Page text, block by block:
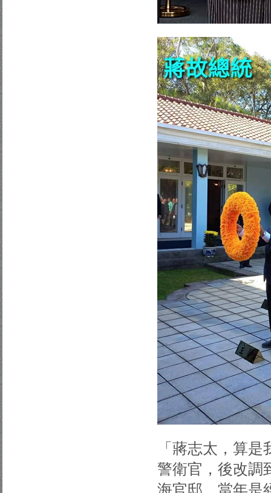
「蔣志太，算
警衛官，後改調
海官邸，當年是